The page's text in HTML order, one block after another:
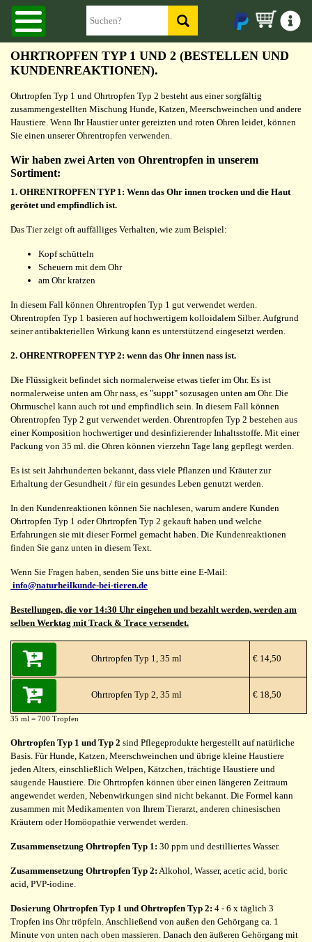
OHRTROPFEN TYP 1 UND 2 (BESTELLEN UND
KUNDENREAKTIONEN).
Ohrtropfen Typ 1 und Ohrtropfen Typ 2 besteht aus einer sorgfältig
zusammengestellten Mischung Hunde, Katzen, Meerschweinchen und andere
Haustiere. Wenn Ihr Haustier unter gereizten und roten Ohren leidet, können
Sie einen unserer Ohrentropfen verwenden.
Wir haben zwei Arten von Ohrentropfen in unserem
Sortiment:
1. OHRENTROPFEN TYP 1: Wenn das Ohr innen trocken und die Haut
gerötet und empfindlich ist.
Das Tier zeigt oft auffälliges Verhalten, wie zum Beispiel:
Kopf schütteln
Scheuern mit dem Ohr
am Ohr kratzen
In diesem Fall können Ohrentropfen Typ 1 gut verwendet werden.
Ohrentropfen Typ 1 basieren auf hochwertigem kolloidalem Silber. Aufgrund
seiner antibakteriellen Wirkung kann es unterstützend eingesetzt werden.
2. OHRENTROPFEN TYP 2: wenn das Ohr innen nass ist.
Die Flüssigkeit befindet sich normalerweise etwas tiefer im Ohr. Es ist
normalerweise unten am Ohr nass, es "suppt" sozusagen unten am Ohr. Die
Ohrmuschel kann auch rot und empfindlich sein. In diesem Fall können
Ohrentropfen Typ 2 gut verwendet werden. Ohrentropfen Typ 2 bestehen aus
einer Komposition hochwertiger und desinfizierender Inhaltsstoffe. Mit einer
Packung von 35 ml. die Ohren können vierzehn Tage lang gepflegt werden.
Es ist seit Jahrhunderten bekannt, dass viele Pflanzen und Kräuter zur
Erhaltung der Gesundheit / für ein gesundes Leben genutzt werden.
In den Kundenreaktionen können Sie nachlesen, warum andere Kunden
Ohrtropfen Typ 1 oder Ohrtropfen Typ 2 gekauft haben und welche
Erfahrungen sie mit dieser Formel gemacht haben. Die Kundenreaktionen
finden Sie ganz unten in diesem Text.
Wenn Sie Fragen haben, senden Sie uns bitte eine E-Mail:
info@naturheilkunde-bei-tieren.de
Bestellungen, die vor 14:30 Uhr eingehen und bezahlt werden, werden am
selben Werktag mit Track & Trace versendet.
Ohrtropfen Typ 1, 35 ml € 14,50
Ohrtropfen Typ 2, 35 ml € 18,50
35 ml = 700 Tropfen
Ohrtropfen Typ 1 und Typ 2 sind Pflegeprodukte hergestellt auf natürliche
Basis. Für Hunde, Katzen, Meerschweinchen und übrige kleine Haustiere
jeden Alters, einschließlich Welpen, Kätzchen, trächtige Haustiere und
säugende Haustiere. Die Ohrtropfen können über einen längeren Zeitraum
angewendet werden, Nebenwirkungen sind nicht bekannt. Die Formel kann
zusammen mit Medikamenten von Ihrem Tierarzt, anderen chinesischen
Kräutern oder Homöopathie verwendet werden.
Zusammensetzung Ohrtropfen Typ 1: 30 ppm und destilliertes Wasser.
Zusammensetzung Ohrtropfen Typ 2: Alkohol, Wasser, acetic acid, boric
acid, PVP-iodine.
Dosierung Ohrtropfen Typ 1 und Ohrtropfen Typ 2: 4 - 6 x täglich 3
Tropfen ins Ohr tröpfeln. Anschließend von außen den Gehörgang ca. 1
Minute von unten nach oben massieren. Danach den äußeren Gehörgang mit